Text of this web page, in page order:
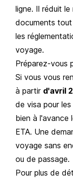
ligne. Il réduit
documents
les
voyage.
Préparez-vous
Si vous vous
à partir d'avril
de visa pour
bien à
ETA. Une
voyage sans
ou de passage.
Pour plus de